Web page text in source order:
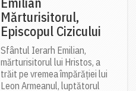
Mărturisitorul,
Episcopul Cizicului
Sfântul Ierarh Emilian,
mărturisitorul lui Hristos, a
trăit pe vremea împărăției lui
Leon Armeanul, luptătorul